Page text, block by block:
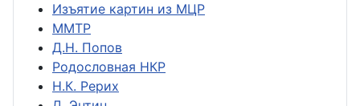
Изъятие картин из МЦР
ММТР
Д.Н. Попов
Родословная НКР
Н.К. Рерих